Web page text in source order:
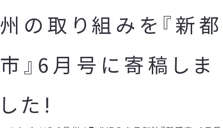
州の取り組みを『新都
市』6月号に寄稿しま
した!